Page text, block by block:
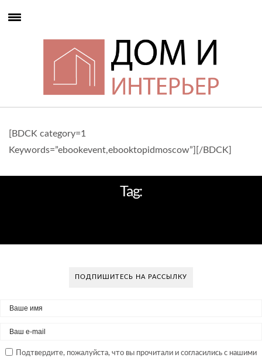
[BDCK category=1
Keywords=”ebookevent,ebooktopidmoscow”][/BDCK]
Tag:
ПОДПИШИТЕСЬ НА РАССЫЛКУ
Подтвердите, пожалуйста, что вы прочитали и согласились с нашими